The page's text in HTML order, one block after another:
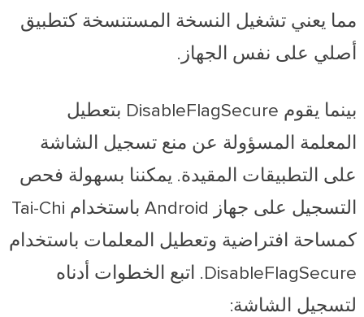
مما يعني تشغيل النسخة المستنسخة كتطبيق
أصلي على نفس الجهاز.
بينما يقوم DisableFlagSecure بتعطيل
المعلمة المسؤولة عن منع تسجيل الشاشة
على التطبيقات المقيدة. يمكننا بسهولة فحص
التسجيل على جهاز Android باستخدام Tai-Chi
كمساحة افتراضية وتعطيل المعلمات باستخدام
DisableFlagSecure. اتبع الخطوات أدناه
لتسجيل الشاشة: